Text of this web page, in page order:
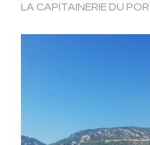
LA CAPITAINERIE DU